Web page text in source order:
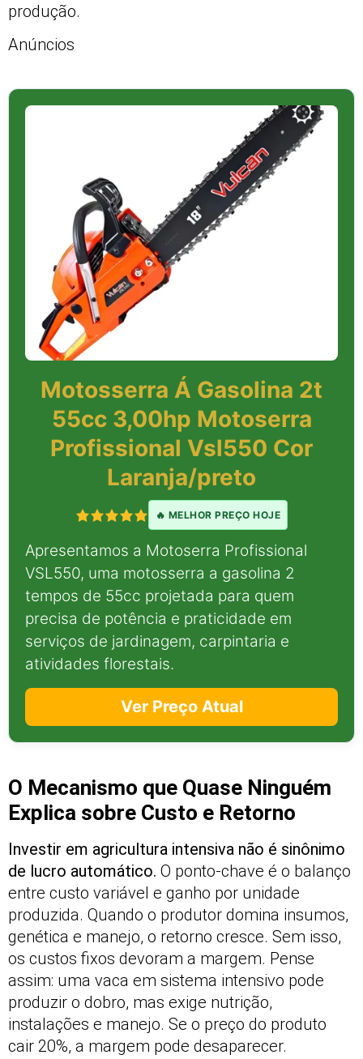
produção.
Anúncios
Motosserra Á Gasolina 2t
55cc 3,00hp Motoserra
Profissional Vsl550 Cor
Laranja/preto
🔥 MELHOR PREÇO HOJE
Apresentamos a Motoserra Profissional
VSL550, uma motosserra a gasolina 2
tempos de 55cc projetada para quem
precisa de potência e praticidade em
serviços de jardinagem, carpintaria e
atividades florestais.
Ver Preço Atual
O Mecanismo que Quase Ninguém
Explica sobre Custo e Retorno
Investir em agricultura intensiva não é sinônimo
de lucro automático. O ponto-chave é o balanço
entre custo variável e ganho por unidade
produzida. Quando o produtor domina insumos,
genética e manejo, o retorno cresce. Sem isso,
os custos fixos devoram a margem. Pense
assim: uma vaca em sistema intensivo pode
produzir o dobro, mas exige nutrição,
instalações e manejo. Se o preço do produto
cair 20%, a margem pode desaparecer.